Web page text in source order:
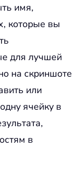
имя,
которые вы
для лучшей
на скриншоте
или
ячейку в
в